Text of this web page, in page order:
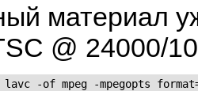
материал
@ 24000/
lavc -of mpeg -mpegopts